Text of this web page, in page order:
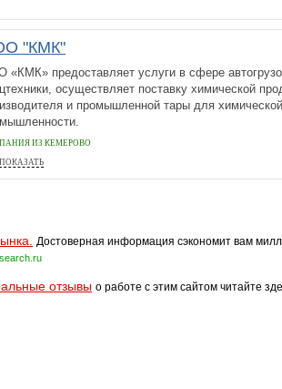
"КМК"
«КМК» предоставляет услуги в сфере
осуществляет поставку химической
и промышленной тары для
ИЗ КЕМЕРОВО
ПОКАЗАТЬ
+7 (3842) 346-513
Достоверная информация сэкономит вам
отзывы о работе с этим сайтом читайте